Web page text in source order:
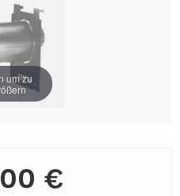
um zu
€